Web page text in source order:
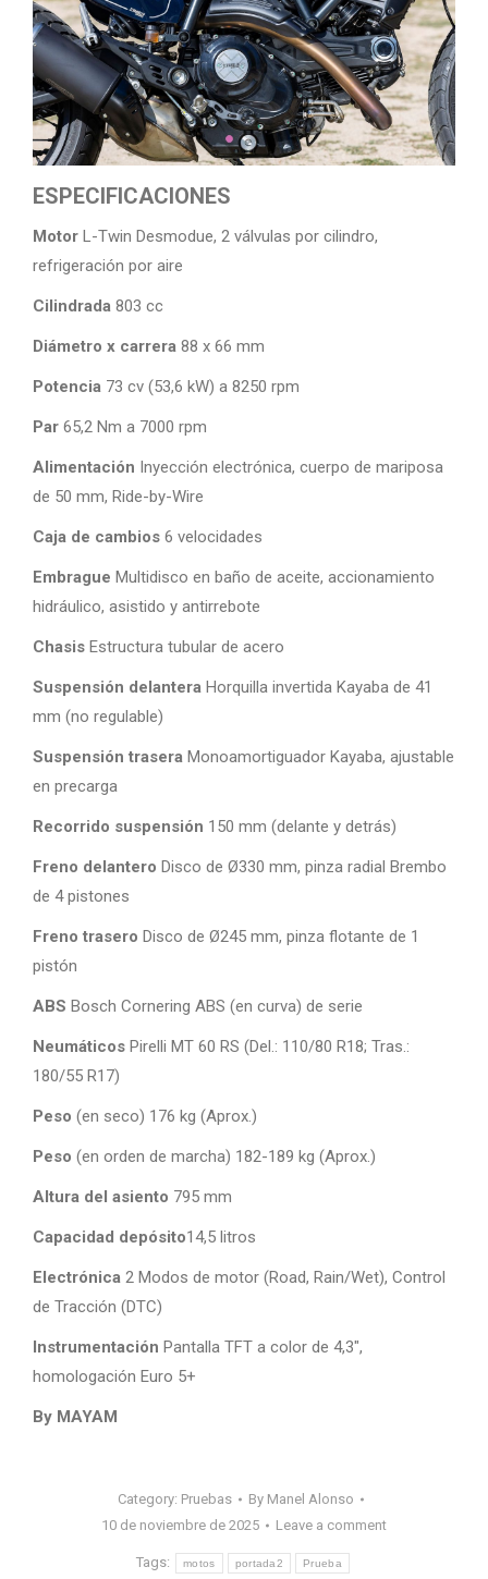
ESPECIFICACIONES
Motor L-Twin Desmodue, 2 válvulas por cilindro,
refrigeración por aire
Cilindrada 803 cc
Diámetro x carrera 88 x 66 mm
Potencia 73 cv (53,6 kW) a 8250 rpm
Par 65,2 Nm a 7000 rpm
Alimentación Inyección electrónica, cuerpo de mariposa
de 50 mm, Ride-by-Wire
Caja de cambios 6 velocidades
Embrague Multidisco en baño de aceite, accionamiento
hidráulico, asistido y antirrebote
Chasis Estructura tubular de acero
Suspensión delantera Horquilla invertida Kayaba de 41
mm (no regulable)
Suspensión trasera Monoamortiguador Kayaba, ajustable
en precarga
Recorrido suspensión 150 mm (delante y detrás)
Freno delantero Disco de Ø330 mm, pinza radial Brembo
de 4 pistones
Freno trasero Disco de Ø245 mm, pinza flotante de 1
pistón
ABS Bosch Cornering ABS (en curva) de serie
Neumáticos Pirelli MT 60 RS (Del.: 110/80 R18; Tras.:
180/55 R17)
Peso (en seco) 176 kg (Aprox.)
Peso (en orden de marcha) 182-189 kg (Aprox.)
Altura del asiento 795 mm
Capacidad depósito14,5 litros
Electrónica 2 Modos de motor (Road, Rain/Wet), Control
de Tracción (DTC)
Instrumentación Pantalla TFT a color de 4,3″,
homologación Euro 5+
By MAYAM
Category: Pruebas By Manel Alonso
10 de noviembre de 2025
Leave a comment
Tags: motos portada2 Prueba